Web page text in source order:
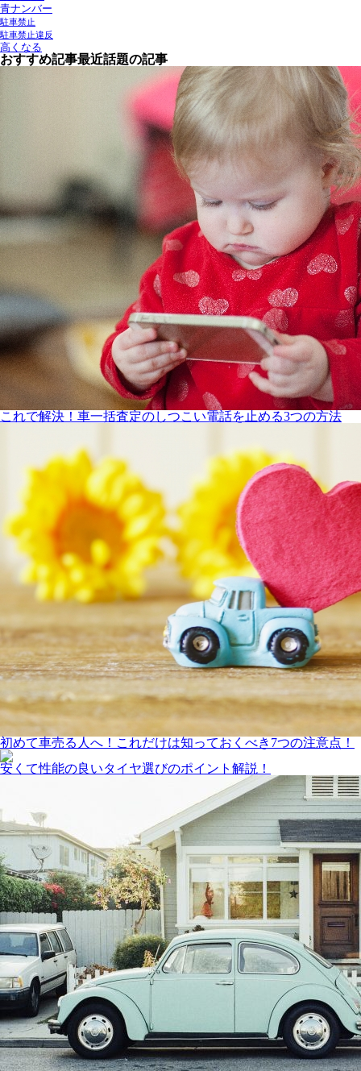
青ナンバー
駐車禁止
駐車禁止違反
高くなる
おすすめ記事最近話題の記事
これで解決！車一括査定のしつこい電話を止める3つの方法
初めて車売る人へ！これだけは知っておくべき7つの注意点！
安くて性能の良いタイヤ選びのポイント解説！